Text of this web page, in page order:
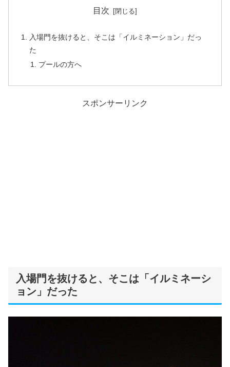
目次
入場門を抜けると、そこは「イルミネーション」だっ
た
プールの方へ
スポンサーリンク
入場門を抜けると、そこは「イルミネーシ
ョン」だった